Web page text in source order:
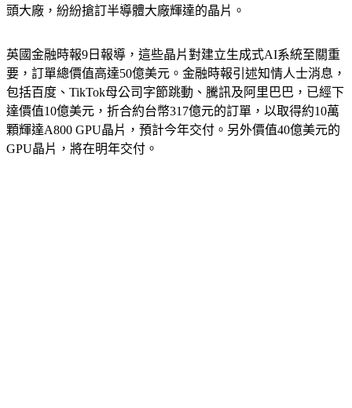
頭大廠，紛紛搶訂半導體大廠輝達的晶片。
英國金融時報9日報導，這些晶片對建立生成式AI系統至關重
要，訂單總價值高達50億美元。金融時報引述知情人士消息，
包括百度、TikTok母公司字節跳動、騰訊及阿里巴巴，已經下
達價值10億美元，折合約台幣317億元的訂單，以取得約10萬
顆輝達A800 GPU晶片，預計今年交付。另外價值40億美元的
GPU晶片，將在明年交付。